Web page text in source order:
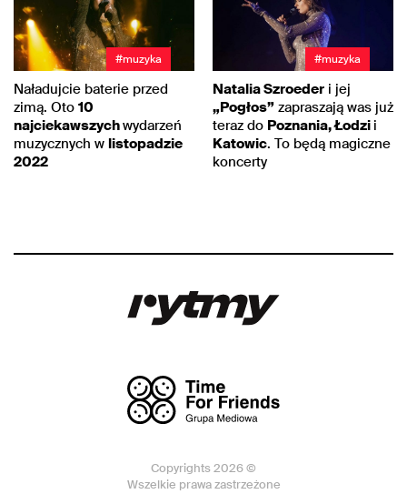
#muzyka
Naładujcie baterie przed
zimą. Oto 10
najciekawszychwydarzeń
muzycznych w listopadzie
2022
#muzyka
Natalia Szroeder i jej
„Pogłos” zapraszają was już
teraz do Poznania, Łodzi i
Katowic. To będą magiczne
koncerty
Copyrights 2026 ©
Wszelkie prawa zastrzeżone